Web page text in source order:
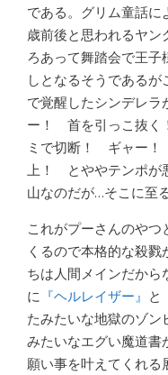
である。グリム童話
歳前後と思われるヤン
ろあって舞踏会で王子
しとなるそうである
で覚醒したシンデレラ
ー！ 首を引っこ抜
ミで切断！ ギャー！
上！ とややテンポが
山なのだが…そこに至
これがプーさんのや
くるので本格的な殺
ちは人間メインだか
に 『ヘルレイザー』 と
たみたいな地獄のゾン
みたいなエグい魔道書
願い事を叶えてくれる